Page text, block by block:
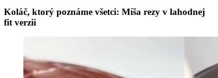
Koláč, ktorý poznáme všetci: Míša rezy v lahodnej
fit verzii